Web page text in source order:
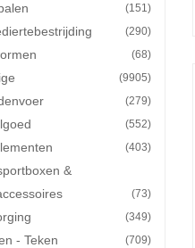
(151)
(290)
(68)
(9905)
(279)
(552)
(403)
&
(73)
(349)
- Teken (709)